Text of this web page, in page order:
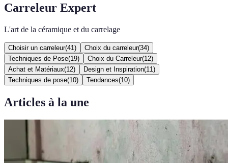
Carreleur Expert
L'art de la céramique et du carrelage
Choisir un carreleur(41 ) Choix du carreleur(34)
Techniques de Pose(19) Choix du Carreleur(12)
Achat et Matériaux(12) Design et Inspiration(11 )
Techniques de pose(10) Tendances(10)
Articles à la une